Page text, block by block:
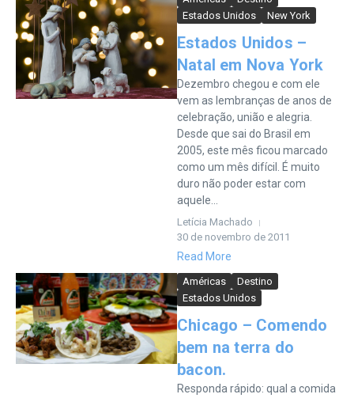
Estados Unidos
New York
Estados Unidos –
Natal em Nova York
Dezembro chegou e com ele
vem as lembranças de anos de
celebração, união e alegria.
Desde que sai do Brasil em
2005, este mês ficou marcado
como um mês difícil. É muito
duro não poder estar com
aquele...
Letícia Machado
30 de novembro de 2011
Read More
Américas
Destino
Estados Unidos
Chicago – Comendo
bem na terra do
bacon.
Responda rápido: qual a comida